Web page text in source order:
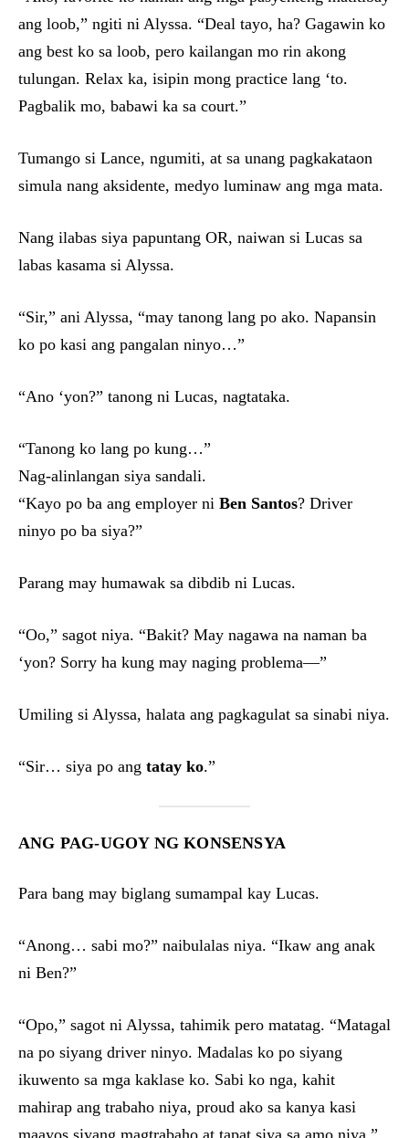
ang loob,” ngiti ni Alyssa. “Deal tayo, ha? Gagawin ko
ang best ko sa loob, pero kailangan mo rin akong
tulungan. Relax ka, isipin mong practice lang ‘to.
Pagbalik mo, babawi ka sa court.”
Tumango si Lance, ngumiti, at sa unang pagkakataon
simula nang aksidente, medyo luminaw ang mga mata.
Nang ilabas siya papuntang OR, naiwan si Lucas sa
labas kasama si Alyssa.
“Sir,” ani Alyssa, “may tanong lang po ako. Napansin
ko po kasi ang pangalan ninyo…”
“Ano ‘yon?” tanong ni Lucas, nagtataka.
“Tanong ko lang po kung…”
Nag-alinlangan siya sandali.
“Kayo po ba ang employer ni Ben Santos? Driver
ninyo po ba siya?”
Parang may humawak sa dibdib ni Lucas.
“Oo,” sagot niya. “Bakit? May nagawa na naman ba
‘yon? Sorry ha kung may naging problema—”
Umiling si Alyssa, halata ang pagkagulat sa sinabi niya.
“Sir… siya po ang tatay ko.”
ANG PAG-UGOY NG KONSENSYA
Para bang may biglang sumampal kay Lucas.
“Anong… sabi mo?” naibulalas niya. “Ikaw ang anak
ni Ben?”
“Opo,” sagot ni Alyssa, tahimik pero matatag. “Matagal
na po siyang driver ninyo. Madalas ko po siyang
ikuwento sa mga kaklase ko. Sabi ko nga, kahit
mahirap ang trabaho niya, proud ako sa kanya kasi
maayos siyang magtrabaho at tapat siya sa amo niya.”